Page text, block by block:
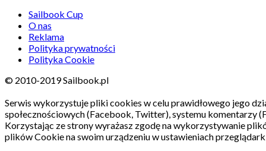
Sailbook Cup
O nas
Reklama
Polityka prywatności
Polityka Cookie
© 2010-2019 Sailbook.pl
Serwis wykorzystuje pliki cookies w celu prawidłowego jego
społecznościowych (Facebook, Twitter), systemu komentarzy
Korzystając ze strony wyrażasz zgodę na wykorzystywanie
plików Cookie na swoim urządzeniu w ustawieniach